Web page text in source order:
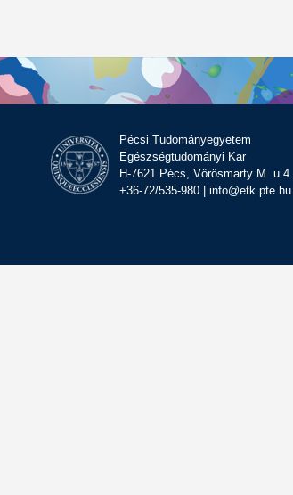
Pécsi Tudományegyetem
Egészségtudományi Kar
H-7621 Pécs, Vörösmarty M. u 4.
+36-72/535-980 | info@etk.pte.hu